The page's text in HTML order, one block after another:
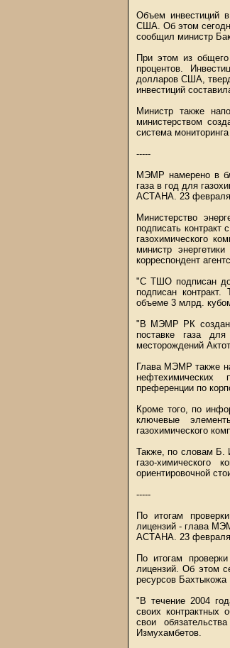
Объем инвестиций
США. Об этом
сообщил министр
При этом из
процентов.
долларов США,
инвестиций
Министр также
министерством
система
-----
МЭМР намерено в
газа в год для
АСТАНА. 23
Министерство
подписать
газохимического
министр
корреспондент
"С ТШО подписан
подписан
объеме 3 млрд.
"В МЭМР РК создана
поставке газа
месторождений
Глава МЭМР также
нефтехимических
преференции по
Кроме того, по
ключевые
газохимического
Также, по словам Б.
газо-
ориентировочной
-----
По итогам
лицензий - глава
АСТАНА. 23
По итогам
лицензий. Об этом
ресурсов Бахтыкожа
"В течение 2004
своих контрактных
свои
Измухамбетов.